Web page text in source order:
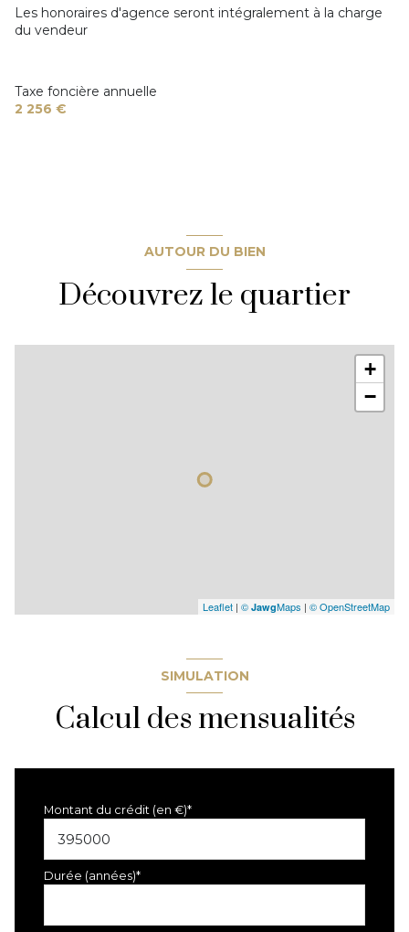
Les honoraires d'agence seront intégralement à la charge
du vendeur
Taxe foncière annuelle
2 256 €
AUTOUR DU BIEN
Découvrez le quartier
+
−
Leaflet | © JawgMaps | © OpenStreetMap
SIMULATION
Calcul des mensualités
Montant du crédit (en €)*
Durée (années)*